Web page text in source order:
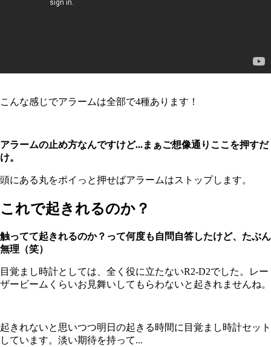
こんな感じでアラームは全部で4種あります！
アラームの止め方なんですけど...まぁご想像通りここを押すだ
け。
頭にある丸をポイっと押せばアラームはストップします。
これで起きれるのか？
触ってて起きれるのか？って何度も自問自答したけど、たぶん
無理（笑）
目覚まし時計としては、全く役に立たないR2-D2でした。レー
ザービームくらいお見舞いしてもらわないと起きれませんね。
起きれないと思いつつ明日の起きる時間に目覚まし時計セット
しています。淡い期待を持って...